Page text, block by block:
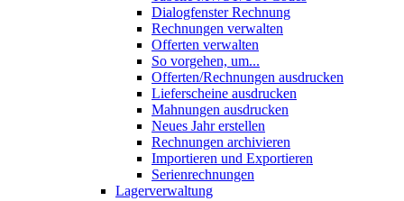
Dialogfenster Rechnung
Rechnungen verwalten
Offerten verwalten
So vorgehen, um...
Offerten/Rechnungen ausdrucken
Lieferscheine ausdrucken
Mahnungen ausdrucken
Neues Jahr erstellen
Rechnungen archivieren
Importieren und Exportieren
Serienrechnungen
Lagerverwaltung